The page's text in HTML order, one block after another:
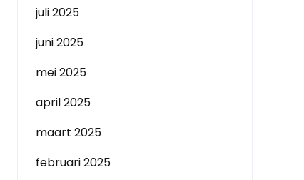
juli 2025
juni 2025
mei 2025
april 2025
maart 2025
februari 2025